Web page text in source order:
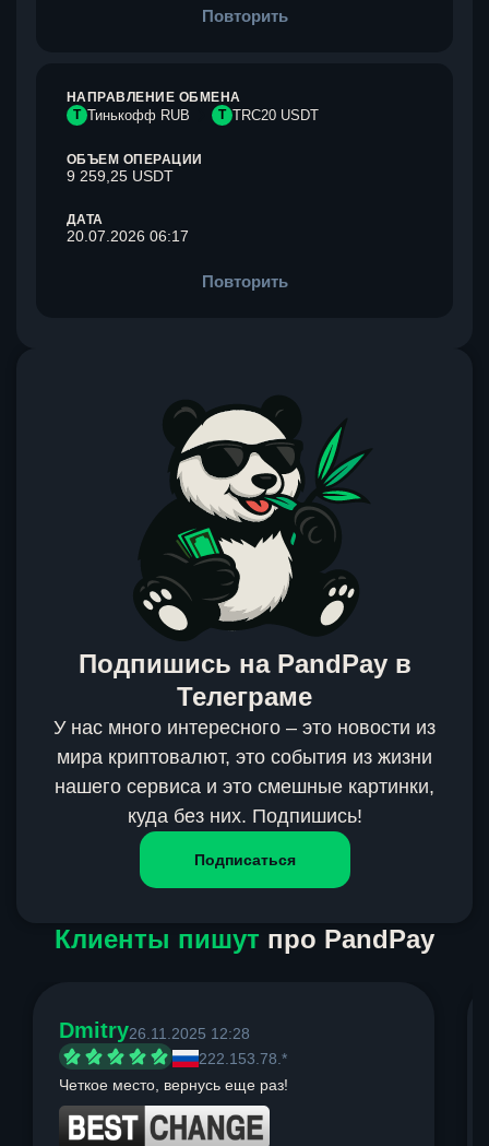
Повторить
НАПРАВЛЕНИЕ ОБМЕНА
Т Тинькофф RUB T TRC20 USDT
ОБЪЕМ ОПЕРАЦИИ
9 259,25 USDT
ДАТА
20.07.2026 06:17
Повторить
Подпишись на PandPay в
Телеграме
У нас много интересного – это новости из
мира криптовалют, это события из жизни
нашего сервиса и это смешные картинки,
куда без них. Подпишись!
Подписаться
Клиенты пишут про PandPay
Dmitry26.11.2025 12:28
222.153.78.*
Четкое место, вернусь еще раз!